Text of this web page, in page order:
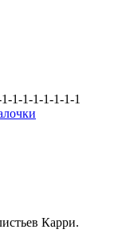
1-1-1-1-1-1-1
Карри.